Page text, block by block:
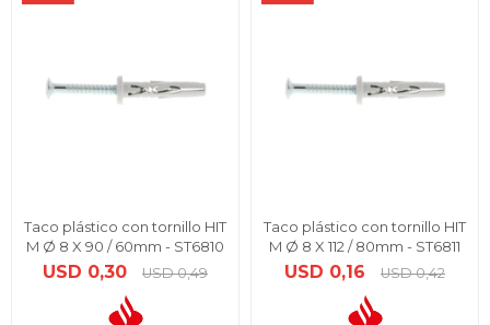
Taco plástico con tornillo HIT
M Ø 8 X 90 / 60mm - ST6810
USD 0,30 USD 0,49
Taco plástico con tornillo HIT
M Ø 8 X 112 / 80mm - ST6811
USD 0,16 USD 0,42